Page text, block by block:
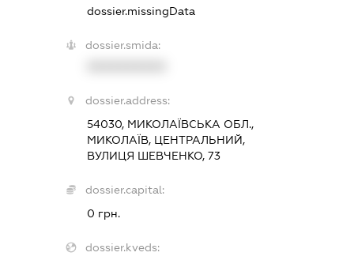
dossier.missingData
dossier.smida:
dossier.address:
54030, МИКОЛАЇВСЬКА ОБЛ.,
МИКОЛАЇВ, ЦЕНТРАЛЬНИЙ,
ВУЛИЦЯ ШЕВЧЕНКО, 73
dossier.capital:
0 грн.
dossier.kveds: